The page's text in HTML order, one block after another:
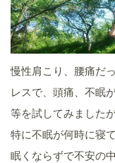
慢性肩こり、腰痛だ
レスで、頭痛、不眠
等を試してみました
特に不眠が何時に寝
眠くならずで不安の